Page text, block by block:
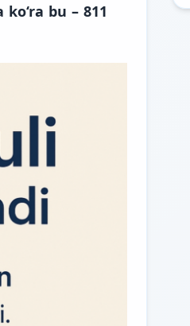
bu – 811